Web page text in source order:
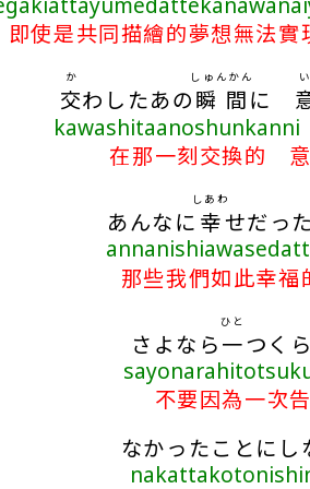
即使是共同描繪的夢想無法實
交
か
わしたあの瞬間
しゅんかん
に
在那一刻交換的
あんなに 幸
しあわ
せだった
那些我們如此幸福
さよなら一
ひと
つく
不要因為一次
なかったことにし